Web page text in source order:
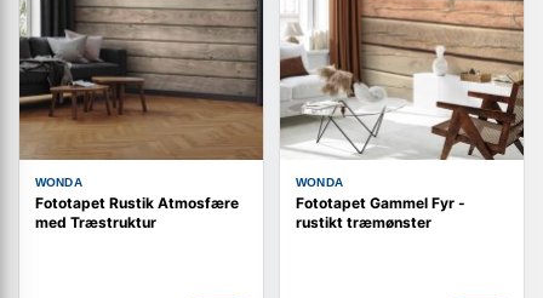
WONDA
Fototapet Rustik Atmosfære
med Træstruktur
WONDA
Fototapet Gammel Fyr -
rustikt træmønster